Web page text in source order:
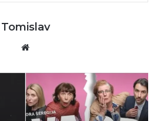
Tomislav